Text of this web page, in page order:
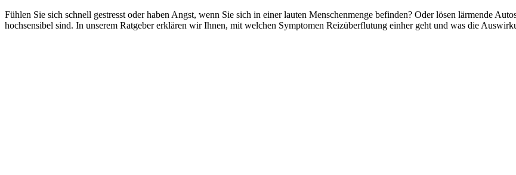
Fühlen Sie sich schnell gestresst oder haben Angst, wenn Sie sich in einer lauten Menschenmenge befinden? Oder lösen lärmende
hochsensibel sind. In unserem Ratgeber erklären wir Ihnen, mit welchen Symptomen Reizüberflutung einher geht und was die